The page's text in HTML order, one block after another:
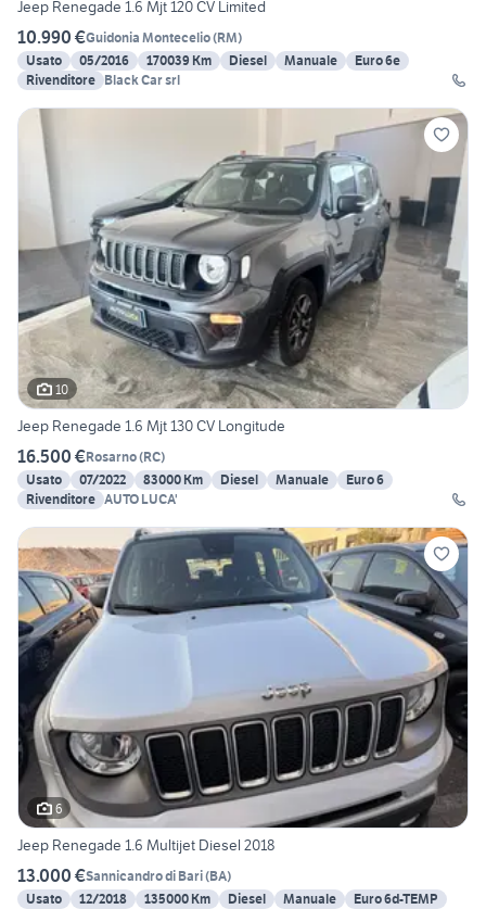
Jeep Renegade 1.6 Mjt 120 CV Limited
10.990 €Guidonia Montecelio(RM)
Usato
05/2016 170039 Km Diesel Manuale
Euro 6e
Rivenditore Black Car srl
10
Jeep Renegade 1.6 Mjt 130 CV Longitude
16.500 €Rosarno(RC)
Usato
07/2022 83000 Km Diesel Manuale
Euro 6
Rivenditore AUTO LUCA'
6
Jeep Renegade 1.6 Multijet Diesel 2018
13.000 €Sannicandro di Bari(BA)
Usato
12/2018 135000 Km Diesel Manuale Euro 6d-TEMP